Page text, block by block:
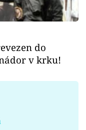
do
v krku!